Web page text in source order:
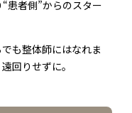
患者側”からのスター
も整体師にはなれま
回りせずに。